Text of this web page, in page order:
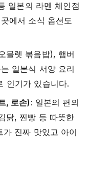
일본의 라멘 체인점
에서 소식 옵션도
믈렛 볶음밥), 햄버
일본식 서양 요리
인기가 있습니다.
, 로손) : 일본의 편의
닭, 찐빵 등 따뜻한
진짜 맛있고 아이